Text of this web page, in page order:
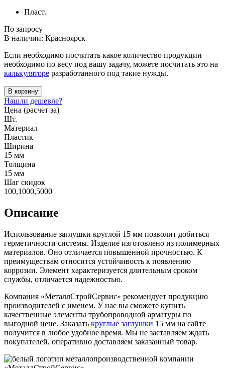
Пласт.
По запросу
В наличии: Красноярск
Если необходимо посчитать какое количество продукции
необходимо по весу под вашу задачу, можете посчитать это на
калькуляторе разработанного под такие нужды.
В корзину
Нашли дешевле?
Цена (расчет за)
Шт.
Материал
Пластик
Ширина
15 мм
Толщина
15 мм
Шаг скидок
100,1000,5000
Описание
Использование заглушки круглой 15 мм позволит добиться
герметичности системы. Изделие изготовлено из полимерных
материалов. Оно отличается повышенной прочностью. К
преимуществам относится устойчивость к появлению
коррозии. Элемент характеризуется длительным сроком
службы, отличается надежностью.
Компания «МеталлСтройСервис» рекомендует продукцию
производителей с именем. У нас вы сможете купить
качественные элементы трубопроводной арматуры по
выгодной цене. Заказать круглые заглушки 15 мм на сайте
получится в любое удобное время. Мы не заставляем ждать
покупателей, оперативно доставляем заказанный товар.